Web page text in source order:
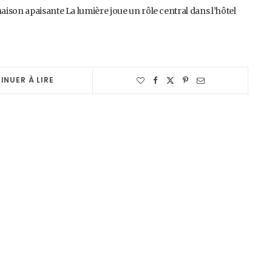
apaisante La lumière joue un rôle central dans l’hôtel
À LIRE